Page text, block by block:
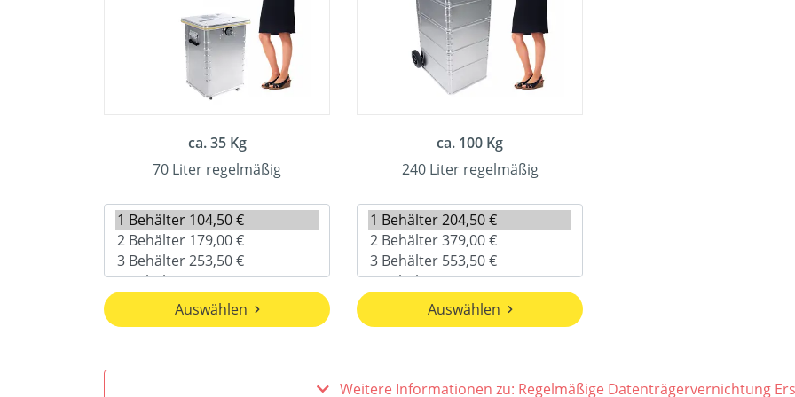
ca. 35 Kg
70 Liter regelmäßig
Auswählen
ca. 100 Kg
240 Liter regelmäßig
Auswählen
Weitere